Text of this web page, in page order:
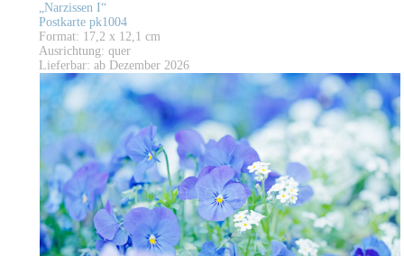
„Narzissen I“
Postkarte pk1004
Format: 17,2 x 12,1 cm
Ausrichtung: quer
Lieferbar: ab Dezember 2026